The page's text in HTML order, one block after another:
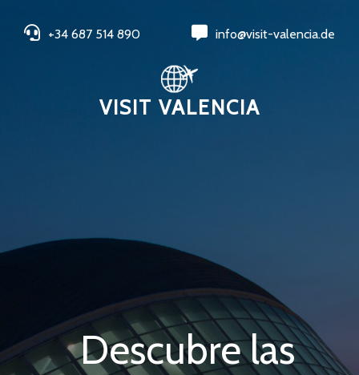
+34 687 514 890 info@visit-valencia.de
VISIT VALENCIA
Descubre las